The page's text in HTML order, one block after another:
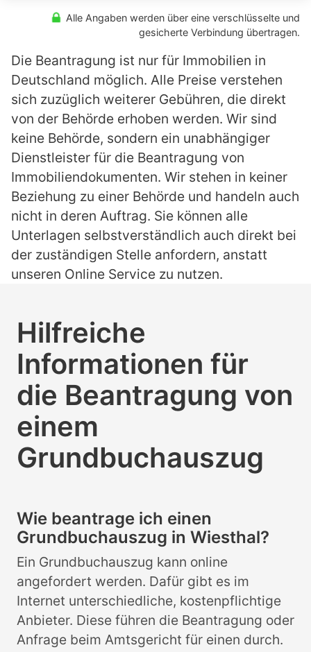
Alle Angaben werden über eine verschlüsselte und
gesicherte Verbindung übertragen.
Die Beantragung ist nur für Immobilien in
Deutschland möglich. Alle Preise verstehen
sich zuzüglich weiterer Gebühren, die direkt
von der Behörde erhoben werden. Wir sind
keine Behörde, sondern ein unabhängiger
Dienstleister für die Beantragung von
Immobiliendokumenten. Wir stehen in keiner
Beziehung zu einer Behörde und handeln auch
nicht in deren Auftrag. Sie können alle
Unterlagen selbstverständlich auch direkt bei
der zuständigen Stelle anfordern, anstatt
unseren Online Service zu nutzen.
Hilfreiche
Informationen für
die Beantragung von
einem
Grundbuchauszug
Wie beantrage ich einen
Grundbuchauszug in Wiesthal?
Ein Grundbuchauszug kann online
angefordert werden. Dafür gibt es im
Internet unterschiedliche, kostenpflichtige
Anbieter. Diese führen die Beantragung oder
Anfrage beim Amtsgericht für einen durch.